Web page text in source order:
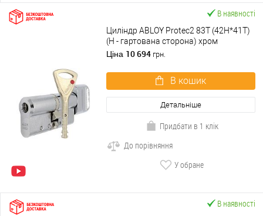
В наявності
Циліндр ABLOY Protec2 83T (42H*41T)
(H - гартована сторона) хром
полірований
Ціна 10 694 грн.
В кошик
Детальніше
Придбати в 1 клік
До порівняння
У обране
В наявності